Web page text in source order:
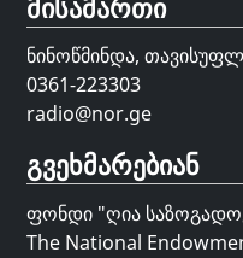
მისამართი
ნინოწმინდა,
0361-223303
radio@nor.ge
გვეხმარებიან
ფონდი "ღია
The National